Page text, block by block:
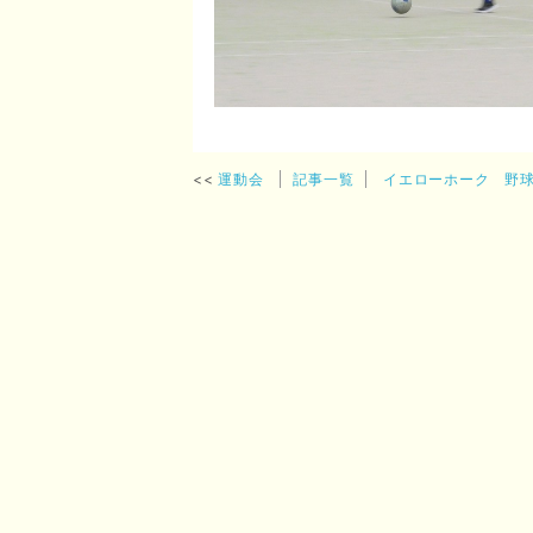
運動会 記事一覧 イエローホーク 野